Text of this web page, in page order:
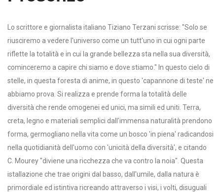
Lo scrittore e giornalista italiano Tiziano Terzani scrisse: "Solo se
riusciremo a vedere l'universo come un tutt'uno in cui ogni parte
riflette la totalità e in cui la grande bellezza sta nella sua diversità,
cominceremo a capire chi siamo e dove stiamo." In questo cielo di
stelle, in questa foresta di anime, in questo 'capannone di teste' ne
abbiamo prova. Si realizza e prende forma la totalità delle
diversità che rende omogenei ed unici, ma simili ed uniti. Terra,
creta, legno e materiali semplici dall'immensa naturalità prendono
forma, germogliano nella vita come un bosco 'in piena' radicandosi
nella quotidianità dell'uomo con 'unicità della diversità', e citando
C. Mourey "diviene una ricchezza che va contro la noia". Questa
istallazione che trae origini dal basso, dall'umile, dalla natura è
primordiale ed istintiva ricreando attraverso i visi, i volti, disuguali